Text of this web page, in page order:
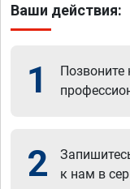
Ваши действия:
1 Позвоните
2
к нам в